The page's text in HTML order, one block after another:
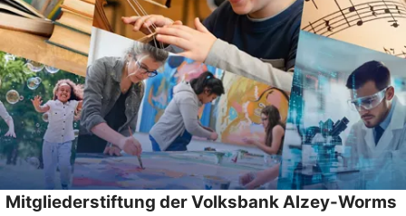
Mitgliederstiftung der Volksbank Alzey-Worms